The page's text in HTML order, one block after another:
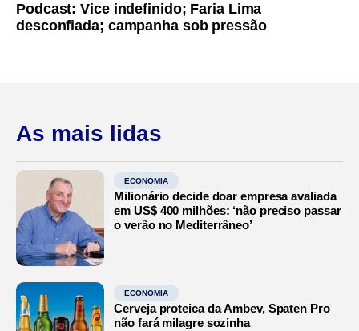
Podcast: Vice indefinido; Faria Lima
desconfiada; campanha sob pressão
As mais lidas
ECONOMIA
Milionário decide doar empresa avaliada
em US$ 400 milhões: ‘não preciso passar
o verão no Mediterrâneo’
ECONOMIA
Cerveja proteica da Ambev, Spaten Pro
não fará milagre sozinha